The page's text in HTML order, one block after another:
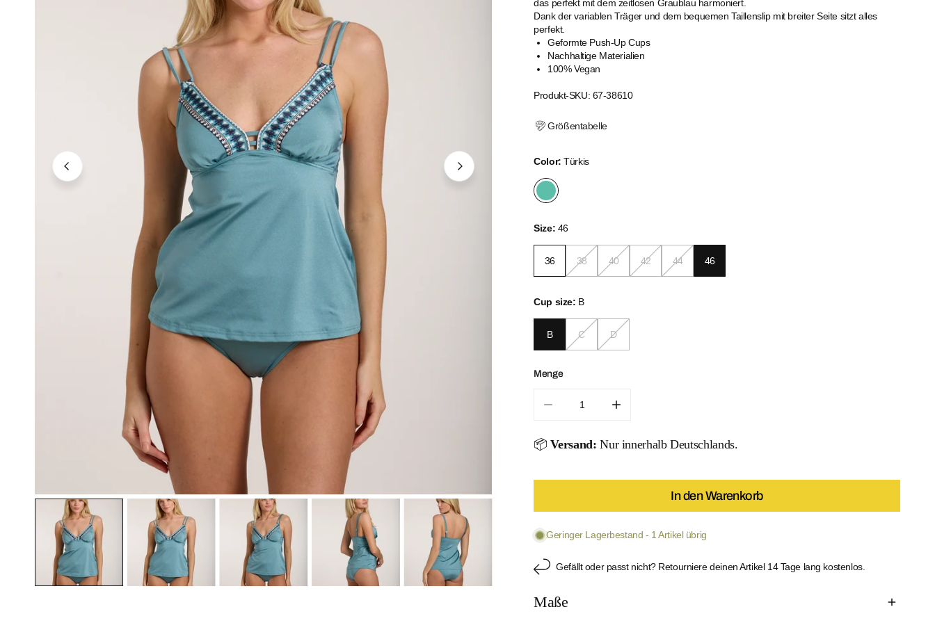
ÖFFNEN SIE MEDIEN IN DER GALERIEANSICHT ÖFFNEN SIE MEDIEN IN DER GALERIEANSICHT
das perfekt mit dem zeitlosen Graublau harmoniert.
Dank der variablen Träger und dem bequemen Taillenslip mit breiter Seite sitzt alles
perfekt.
Geformte Push-Up Cups
Nachhaltige Materialien
100% Vegan
Produkt-SKU: 67-38610
Größentabelle
Color: Türkis
Size: 46
36 38 40 42 44 46
Cup size: B
B C D
Menge
📦Versand: Nur innerhalb Deutschlands.
In den Warenkorb
Geringer Lagerbestand - 1 Artikel übrig
Gefällt oder passt nicht? Retourniere deinen Artikel 14 Tage lang kostenlos.
Maße